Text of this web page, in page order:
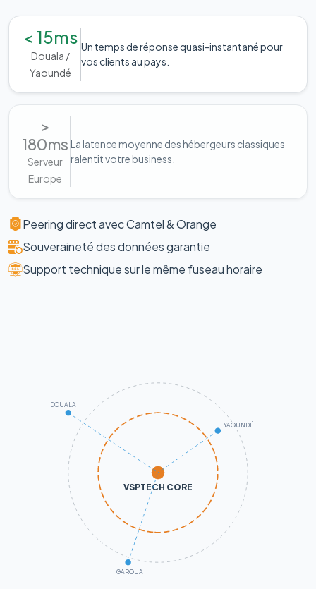
< 15ms
Douala /
Yaoundé
Un temps de réponse quasi-instantané pour
vos clients au pays.
>
180ms
Serveur
Europe
La latence moyenne des hébergeurs classiques
ralentit votre business.
Peering direct avec Camtel & Orange
Souveraineté des données garantie
Support technique sur le même fuseau horaire
VSPTECH CORE
DOUALA
YAOUNDÉ
GAROUA